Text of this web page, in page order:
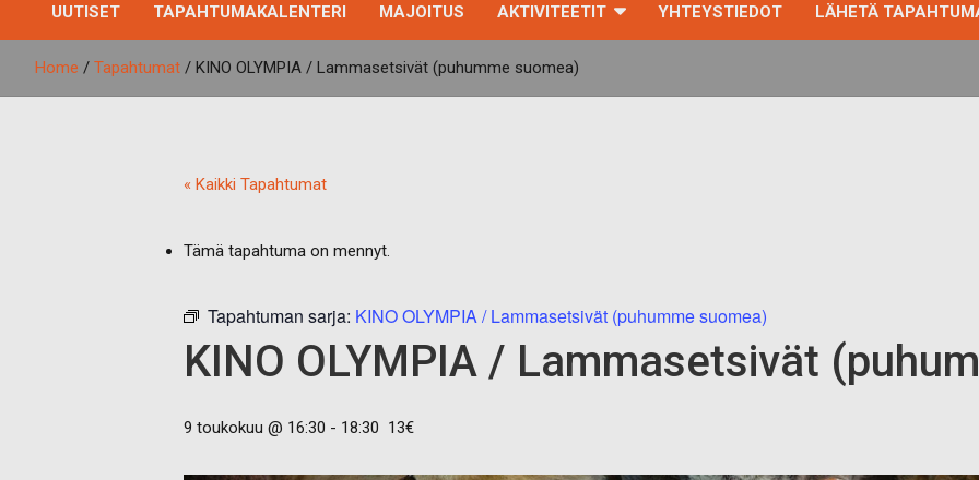
UUTISET TAPAHTUMAKALENTERI MAJOITUS AKTIVITEETIT YHTEYSTIEDOT LÄHETÄ
Home Tapahtumat KINO OLYMPIA / Lammasetsivät (puhumme suomea)
« Kaikki Tapahtumat
Tämä tapahtuma on mennyt.
Tapahtuman sarja: KINO OLYMPIA / Lammasetsivät (puhumme suomea)
KINO OLYMPIA / Lammasetsivät
9 toukokuu @ 16:30 - 18:30 13€